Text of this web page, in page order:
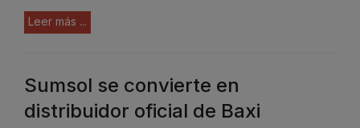
Leer más ...
Sumsol se convierte en
distribuidor oficial de Baxi